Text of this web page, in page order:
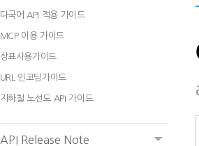
다국어 API 적용 가이드
MCP 이용 가이드
상표사용가이드
URL 인코딩가이드
지하철 노선도 API 가이드
API Release Note